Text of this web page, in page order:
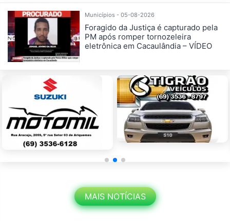
Municípios - 05-08-2026
Foragido da Justiça é capturado pela
PM após romper tornozeleira
eletrônica em Cacaulândia – VÍDEO
MAIS NOTÍCIAS